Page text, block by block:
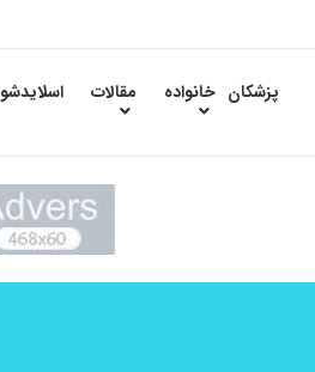
پزشکان خانواده مقالات اسلایدشو